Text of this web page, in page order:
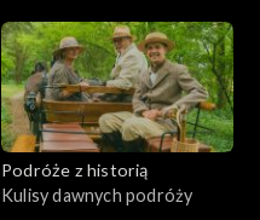
Podróże z historią
Kulisy dawnych podróży